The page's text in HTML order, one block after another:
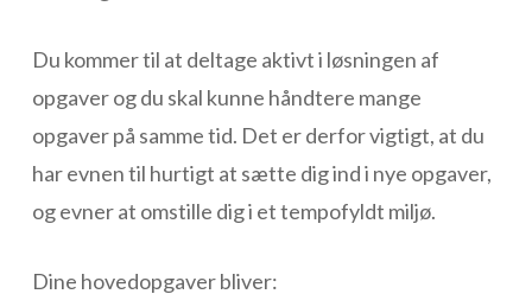
Du kommer til at deltage aktivt i løsningen af
opgaver og du skal kunne håndtere mange
opgaver på samme tid. Det er derfor vigtigt, at du
har evnen til hurtigt at sætte dig ind i nye opgaver,
og evner at omstille dig i et tempofyldt miljø.
Dine hovedopgaver bliver: